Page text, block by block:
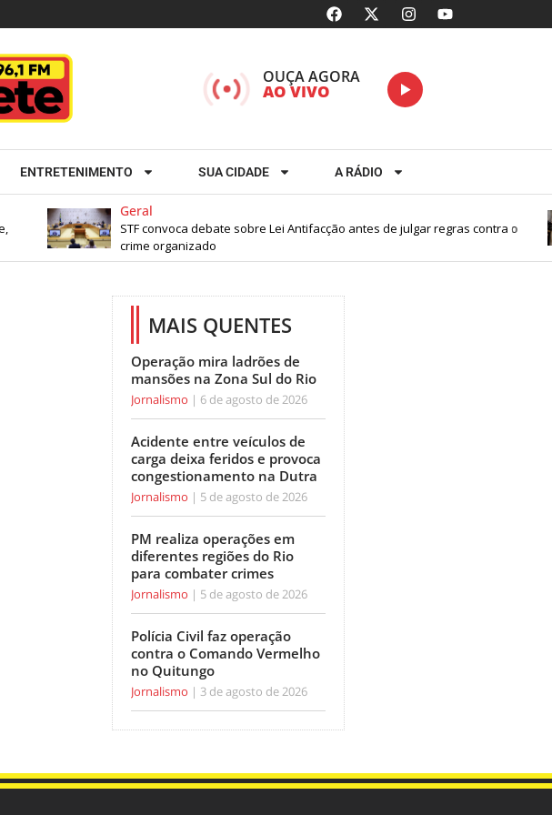
OUÇA AGORA
AO VIVO
ENTRETENIMENTO SUA CIDADE A RÁDIO
Geral
STF convoca debate sobre Lei Antifacção antes de julgar regras contra o
crime organizado
MAIS QUENTES
Operação mira ladrões de
mansões na Zona Sul do Rio
Jornalismo 6 de agosto de 2026
Acidente entre veículos de
carga deixa feridos e provoca
congestionamento na Dutra
Jornalismo 5 de agosto de 2026
PM realiza operações em
diferentes regiões do Rio
para combater crimes
Jornalismo 5 de agosto de 2026
Polícia Civil faz operação
contra o Comando Vermelho
no Quitungo
Jornalismo 3 de agosto de 2026